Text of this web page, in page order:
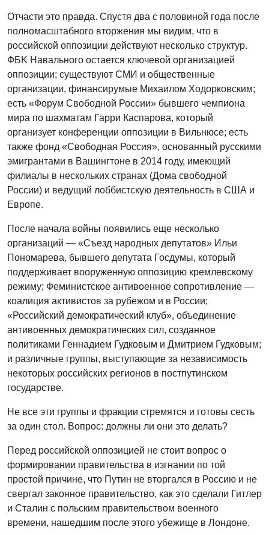
Отчасти это правда. Спустя два с половиной года после
полномасштабного вторжения мы видим, что в
российской оппозиции действуют несколько структур.
ФБK Навального остается ключевой организацией
оппозиции; существуют СМИ и общественные
организации, финансирумые Михаилом Ходорковским;
есть «Форум Свободной России» бывшего чемпиона
мира по шахматам Гарри Каспарова, который
организует конференции оппозиции в Вильнюсе; есть
также фонд «Свободная Россия», основанный русскими
эмигрантами в Вашингтоне в 2014 году, имеющий
филиалы в нескольких странах (Дома свободной
России) и ведущий лоббистскую деятельность в США и
Европе.
После начала войны появились еще несколько
организаций — «Съезд народных депутатов» Ильи
Пономарева, бывшего депутата Госдумы, который
поддерживает вооруженную оппозицию кремлевскому
режиму; Феминистское антивоенное сопротивление —
коалиция активистов за рубежом и в России;
«Российский демократический клуб», объединение
антивоенных демократических сил, созданное
политиками Геннадием Гудковым и Дмитрием Гудковым;
и различные группы, выступающие за независимость
некоторых российских регионов в постпутинском
государстве.
Не все эти группы и фракции стремятся и готовы сесть
за один стол. Вопрос: должны ли они это делать?
Перед российской оппозицией не стоит вопрос о
формировании правительства в изгнании по той
простой причине, что Путин не вторгался в Россию и не
свергал законное правительство, как это сделали Гитлер
и Сталин с польским правительством военного
времени, нашедшим после этого убежище в Лондоне.